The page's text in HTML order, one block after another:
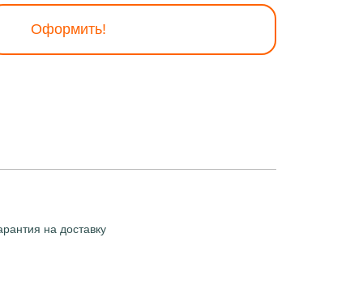
Оформить!
на доставку